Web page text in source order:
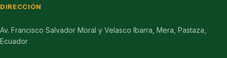
DIRECCIÓN
Av. Francisco Salvador Moral y Velasco Ibarra, Mera, Pastaza,
Ecuador